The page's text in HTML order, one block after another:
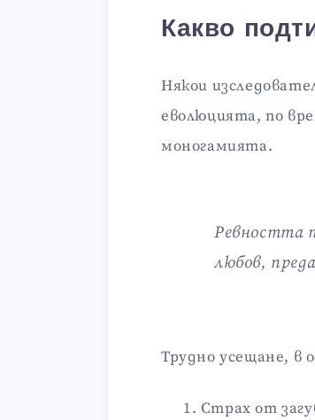
Какво
Някои
еволюцията, по
моногамията.
Ревността
любов,
Трудно усещане, в
Страх от